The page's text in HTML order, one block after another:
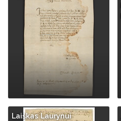
Laiškas Laurynui